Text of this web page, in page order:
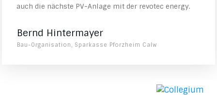
auch die nächste PV-Anlage mit der revotec energy.
Bernd Hintermayer
Bau-Organisation, Sparkasse Pforzheim Calw